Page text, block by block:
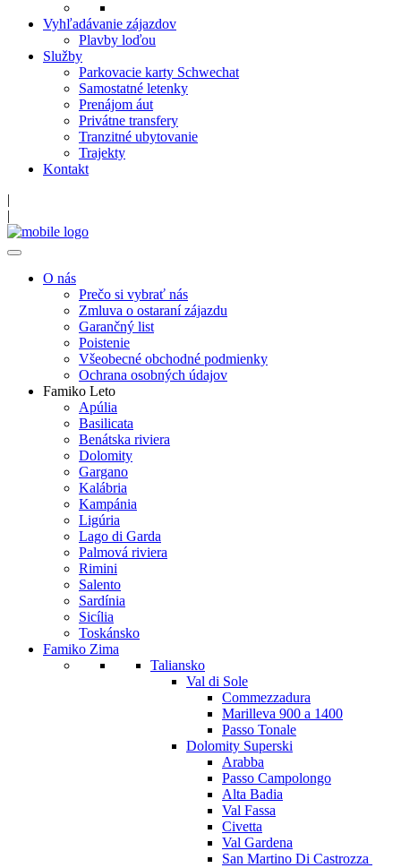
Vyhľadávanie zájazdov
Plavby loďou
Služby
Parkovacie karty Schwechat
Samostatné letenky
Prenájom áut
Privátne transfery
Tranzitné ubytovanie
Trajekty
Kontakt
|
|
O nás
Prečo si vybrať nás
Zmluva o ostaraní zájazdu
Garančný list
Poistenie
Všeobecné obchodné podmienky
Ochrana osobných údajov
Famiko Leto
Apúlia
Basilicata
Benátska riviera
Dolomity
Gargano
Kalábria
Kampánia
Ligúria
Lago di Garda
Palmová riviera
Rimini
Salento
Sardínia
Sicília
Toskánsko
Famiko Zima
Taliansko
Val di Sole
Commezzadura
Marilleva 900 a 1400
Passo Tonale
Dolomity Superski
Arabba
Passo Campolongo
Alta Badia
Val Fassa
Civetta
Val Gardena
San Martino Di Castrozza